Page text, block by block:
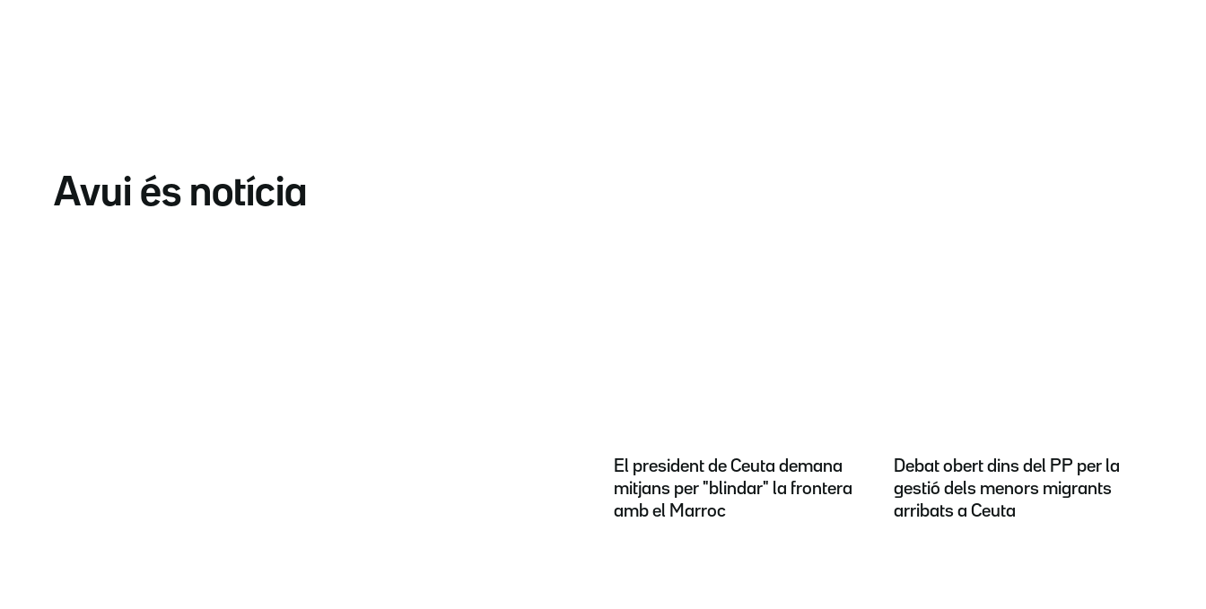
Avui és notícia
El president de Ceuta demana
mitjans per "blindar" la frontera
amb el Marroc
Debat obert dins del PP per la
gestió dels menors migrants
arribats a Ceuta